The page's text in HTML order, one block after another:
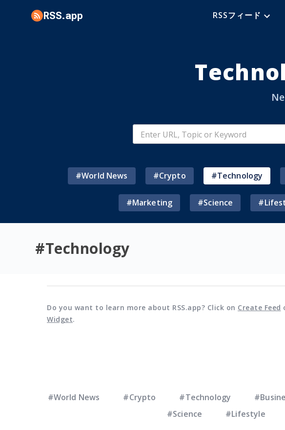
RSS.app RSSフィード
#World News #Crypto #Technology
#Marketing #Science #
#Technology
Do you want to learn more about RSS.app? Click on Create Feed
Widget.
#World News #Crypto #Technology
#Science
#Lifestyle